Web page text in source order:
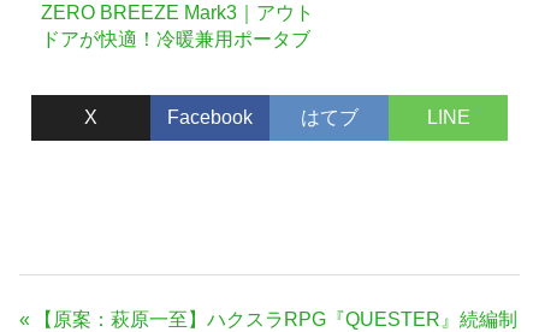
ZERO BREEZE Mark3｜アウト
ドアが快適！冷暖兼用ポータブ
X Facebook はてブ LINE
投
前
【原案：萩原一至】ハクスラRPG『QUESTER』続編制